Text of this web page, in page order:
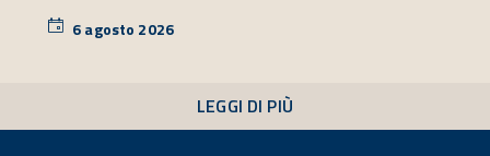
6 agosto 20266
LEGGI DI PIÙ